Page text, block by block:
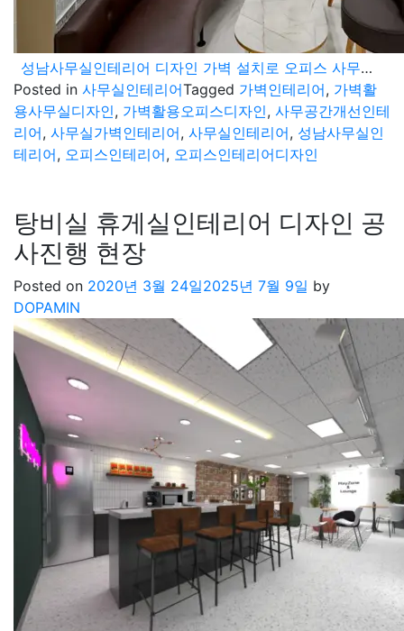
성남사무실인테리어 디자인 가벽 설치로 오피스 사무공간 개선
Posted in 사무실인테리어Tagged 가벽인테리어, 가벽활
용사무실디자인, 가벽활용오피스디자인, 사무공간개선인테
리어, 사무실가벽인테리어, 사무실인테리어, 성남사무실인
테리어, 오피스인테리어, 오피스인테리어디자인
탕비실 휴게실인테리어 디자인 공
사진행 현장
Posted on 2020년 3월 24일2025년 7월 9일 by
DOPAMIN